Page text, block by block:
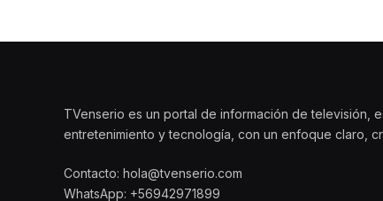
TVenserio es un portal de información de televisión,
entretenimiento y tecnología, con un enfoque claro,
Contacto: hola@tvenserio.com
WhatsApp: +56942971899